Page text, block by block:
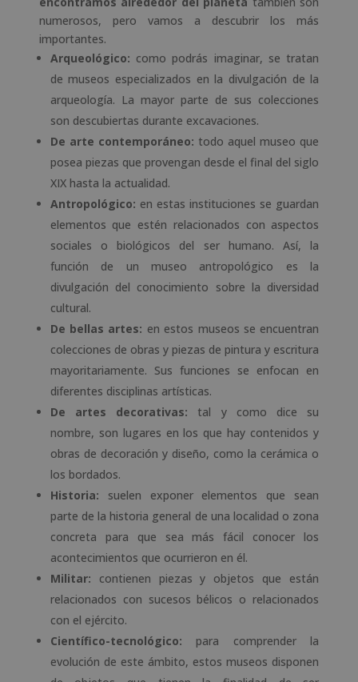
numerosos, pero vamos a descubrir los más
importantes.
Arqueológico: como podrás imaginar, se tratan
de museos especializados en la divulgación de la
arqueología. La mayor parte de sus colecciones
son descubiertas durante excavaciones.
De arte contemporáneo: todo aquel museo que
posea piezas que provengan desde el final del siglo
XIX hasta la actualidad.
Antropológico: en estas instituciones se guardan
elementos que estén relacionados con aspectos
sociales o biológicos del ser humano. Así, la
función de un museo antropológico es la
divulgación del conocimiento sobre la diversidad
cultural.
De bellas artes: en estos museos se encuentran
colecciones de obras y piezas de pintura y escritura
mayoritariamente. Sus funciones se enfocan en
diferentes disciplinas artísticas.
De artes decorativas: tal y como dice su
nombre, son lugares en los que hay contenidos y
obras de decoración y diseño, como la cerámica o
los bordados.
Historia: suelen exponer elementos que sean
parte de la historia general de una localidad o zona
concreta para que sea más fácil conocer los
acontecimientos que ocurrieron en él.
Militar: contienen piezas y objetos que están
relacionados con sucesos bélicos o relacionados
con el ejército.
Científico-tecnológico: para comprender la
evolución de este ámbito, estos museos disponen